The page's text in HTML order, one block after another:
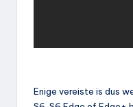
Enige vereiste is dus